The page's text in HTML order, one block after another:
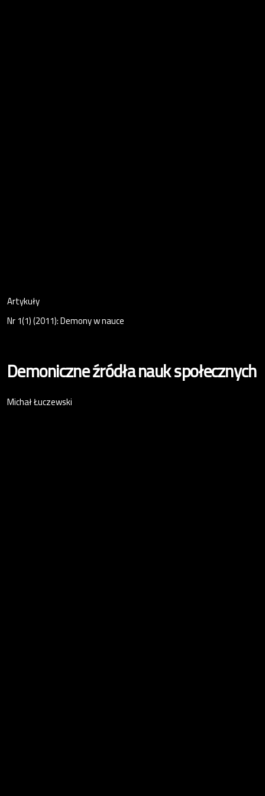
Artykuły
Nr 1(1) (2011): Demony w nauce
Demoniczne źródła nauk społecznych
Michał Łuczewski